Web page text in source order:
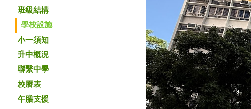
班級結構
學校設施
小一須知
升中概況
聯繫中學
校曆表
午膳支援